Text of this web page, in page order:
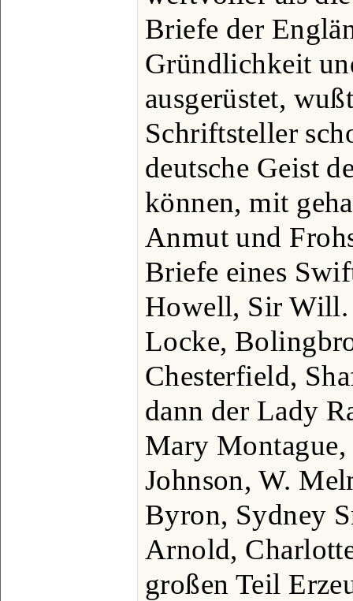
Briefe der
Gründlichkeit
ausgerüstet,
Schriftsteller
deutsche Geist
können, mit
Anmut und
Briefe eines
Howell, Sir Will.
Locke,
Chesterfield,
dann der Lady
Mary
Johnson, W.
Byron, Sydney
Arnold,
großen Teil